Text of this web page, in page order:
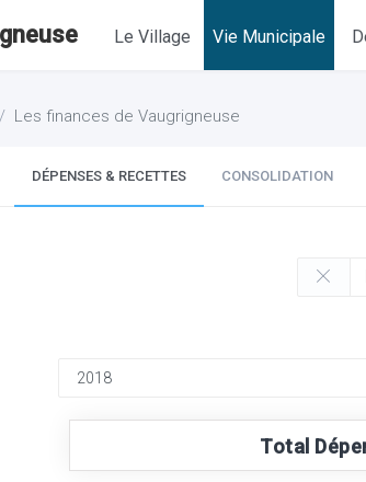
Le Village Vie Municipale
Les finances de Vaugrigneuse
DÉPENSES & RECETTES CONSOLIDATION
Total